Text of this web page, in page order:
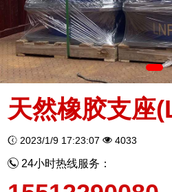
天然橡胶支座
2023/1/9 17:23:07 4033
24小时热线服务：